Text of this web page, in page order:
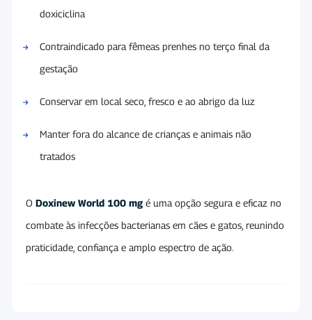
doxiciclina
Contraindicado para fêmeas prenhes no terço final da
gestação
Conservar em local seco, fresco e ao abrigo da luz
Manter fora do alcance de crianças e animais não
tratados
O Doxinew World 100 mg é uma opção segura e eficaz no
combate às infecções bacterianas em cães e gatos, reunindo
praticidade, confiança e amplo espectro de ação.